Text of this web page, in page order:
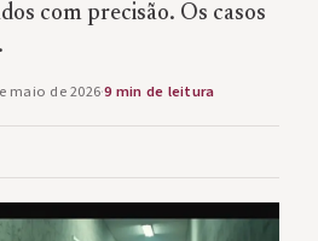
com precisão. Os casos
maio de 2026·9 min de leitura